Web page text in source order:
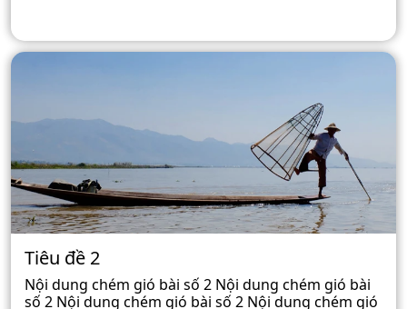
Tiêu đề 2
Nội dung chém gió bài số 2 Nội dung chém gió bài
số 2 Nội dung chém gió bài số 2 Nội dung chém gió